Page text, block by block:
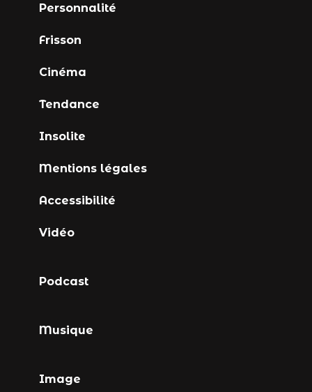
Vidéo
Podcast
Musique
Image
Personnalité
Frisson
Cinéma
Tendance
Insolite
Mentions légales
Accessibilité